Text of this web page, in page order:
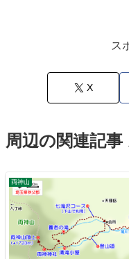
ス
X
周辺の関連記事
両神山